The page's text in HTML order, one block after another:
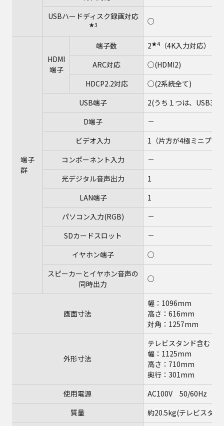
USBハードディスク録画対応
★3 ○
端子
群
HDMI
端子
端子数 2★4
（4K入力対応）
ARC対応
○(HDMI2)
HDCP2.2対応
○(2系統全て)
USB端子
2(うち１つは、USB3.0
D端子
－
ビデオ入力
1（片方が4極ミニプラ
コンポーネント入力
－
光デジタル音声出力
1
LAN端子
1
パソコン入力(RGB)
－
SDカードスロット
－
イヤホン端子
○
スピーカーとイヤホン音声の
同時出力
○
画面寸法
幅：1096mm
高さ：616mm
対角：1257mm
外形寸法
テレビスタンド含む
幅：1125mm
高さ：710mm
奥行：301mm
使用電源
AC100V 50/60Hz
質量
約20.5kg(テレビスタン